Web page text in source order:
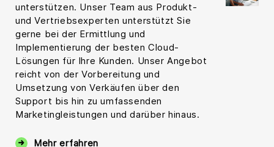
unterstützen. Unser Team aus Produkt-
und Vertriebsexperten unterstützt Sie
gerne bei der Ermittlung und
Implementierung der besten Cloud-
Lösungen für Ihre Kunden. Unser Angebot
reicht von der Vorbereitung und
Umsetzung von Verkäufen über den
Support bis hin zu umfassenden
Marketingleistungen und darüber hinaus.
Mehr erfahren